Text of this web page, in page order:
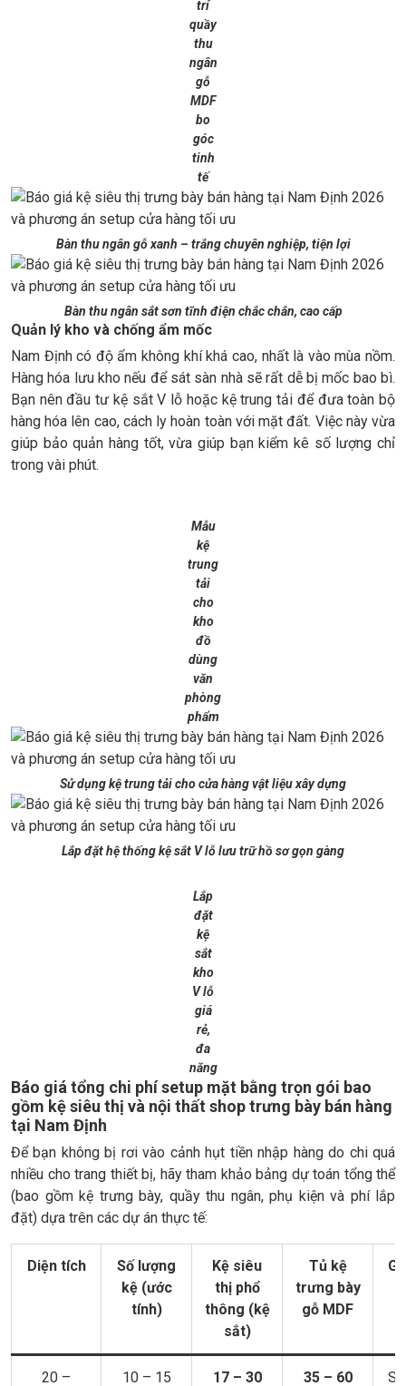
trí
quầy
thu
ngân
gỗ
MDF
bo
góc
tinh
tế
Bàn thu ngân gỗ xanh – trắng chuyên nghiệp, tiện lợi
Bàn thu ngân sắt sơn tĩnh điện chắc chắn, cao cấp
Quản lý kho và chống ẩm mốc
Nam Định có độ ẩm không khí khá cao, nhất là vào mùa nồm.
Hàng hóa lưu kho nếu để sát sàn nhà sẽ rất dễ bị mốc bao bì.
Bạn nên đầu tư kệ sắt V lỗ hoặc kệ trung tải để đưa toàn bộ
hàng hóa lên cao, cách ly hoàn toàn với mặt đất. Việc này vừa
giúp bảo quản hàng tốt, vừa giúp bạn kiểm kê số lượng chỉ
trong vài phút.
Mẫu
kệ
trung
tải
cho
kho
đồ
dùng
văn
phòng
phẩm
Sử dụng kệ trung tải cho cửa hàng vật liệu xây dựng
Lắp đặt hệ thống kệ sắt V lỗ lưu trữ hồ sơ gọn gàng
Lắp
đặt
kệ
sắt
kho
V lỗ
giá
rẻ,
đa
năng
Báo giá tổng chi phí setup mặt bằng trọn gói bao
gồm kệ siêu thị và nội thất shop trưng bày bán hàng
tại Nam Định
Để bạn không bị rơi vào cảnh hụt tiền nhập hàng do chi quá
nhiều cho trang thiết bị, hãy tham khảo bảng dự toán tổng thể
(bao gồm kệ trưng bày, quầy thu ngân, phụ kiện và phí lắp
đặt) dựa trên các dự án thực tế:
Diện tích
Số lượng
kệ (ước
tính)
Kệ siêu
thị phổ
thông (kệ
sắt)
Tủ kệ
trưng bày
gỗ MDF
20 –
10 – 15
17 – 30
35 – 60